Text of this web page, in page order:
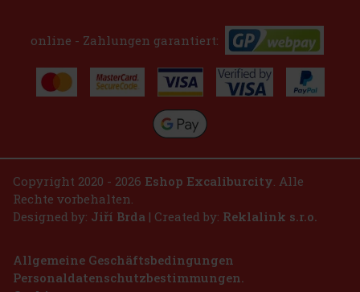
online - Zahlungen garantiert:
Copyright 2020 - 2026 Eshop Excaliburcity . Alle
Rechte vorbehalten.
Designed by: Jiří Brda | Created by: Reklalink s.r.o.
Allgemeine Geschäftsbedingungen
Personaldatenschutzbestimmungen.